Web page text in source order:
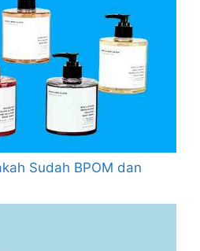
Sudah BPOM dan